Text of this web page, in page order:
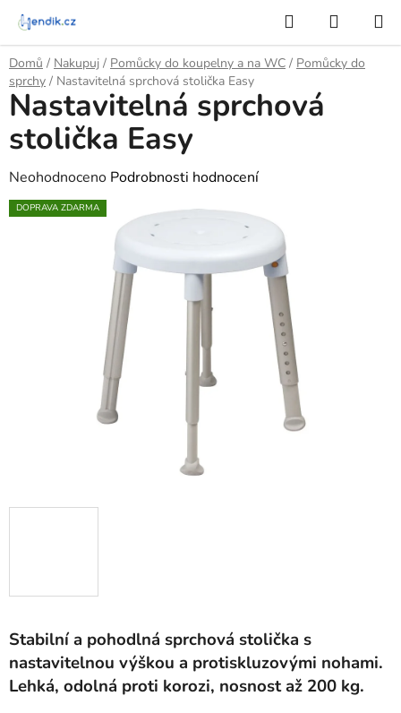
Přejít
obsah
Hledat
KOŠÍK
Domů / Nakupuj / Pomůcky do koupelny a na WC / Pomůcky do
sprchy / Nastavitelná sprchová stolička Easy
Stabilní a pohodlná sprchová stolička s
nastavitelnou výškou a protiskluzovými nohami.
Lehká, odolná proti korozi, nosnost až 200 kg.
Nastavitelná sprchová
stolička Easy
Průměrné
hodnocení
Neohodnoceno Podrobnosti hodnocení
DOPRAVA ZDARMA